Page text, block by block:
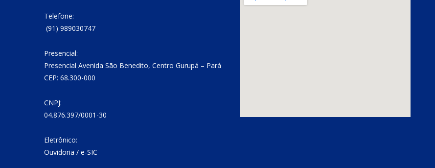
Telefone:
(91) 989030747
Presencial:
Presencial Avenida São Benedito, Centro Gurupá – Pará
CEP: 68.300-000
CNPJ:
04.876.397/0001-30
Eletrônico:
Ouvidoria / e-SIC